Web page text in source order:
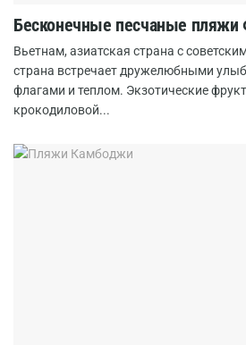
Бесконечные песчаные пляжи
Вьетнам, азиатская страна с
страна встречает дружелюбными
флагами и теплом. Экзотические
крокодиловой...